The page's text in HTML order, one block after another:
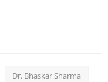
Dr. Bhaskar Sharma